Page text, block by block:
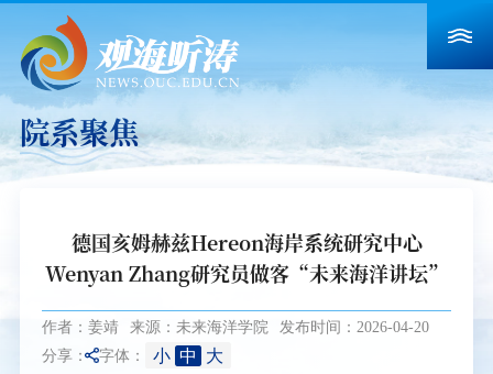
院系聚焦
德国亥姆赫兹Hereon海岸系统研究中心
Wenyan Zhang研究员做客“未来海洋讲坛”
作者：姜靖 来源：未来海洋学院 发布时间：2026-04-20
分享： 字体： 小 中 大